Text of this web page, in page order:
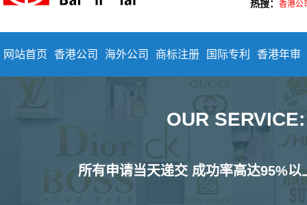
热搜： 香港公
网站首页 香港公司 海外公司 商标注册 国际专利 香港年审
OUR
所有申请当天递交 成功率高达95%